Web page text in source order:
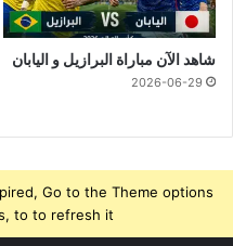
شاهد الآن مباراة البرازيل و اليابان
2026-06-29
Go to the Theme options
to to refresh it.